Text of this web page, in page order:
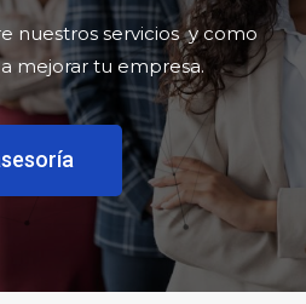
nuestros servicios y como
mejorar tu empresa.